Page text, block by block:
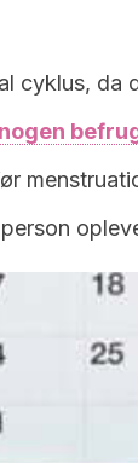
cyklus, da